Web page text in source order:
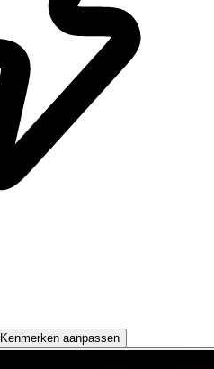
Kenmerken aanpassen